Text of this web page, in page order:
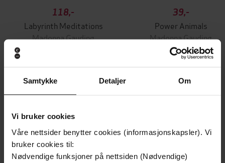
Samtykke Detaljer Om
Vi bruker cookies
Våre nettsider benytter cookies (informasjonskapsler). Vi
bruker cookies til:
Nødvendige funksjoner på nettsiden (Nødvendige)
118,-
Labyrinth Meditations
Madonna Gauding
39,-
Power Animals
Madonna Gauding
EBOK